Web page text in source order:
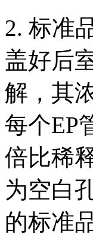
2. 标准
盖好后
解，其
每个EP
倍比稀
为空白
的标准